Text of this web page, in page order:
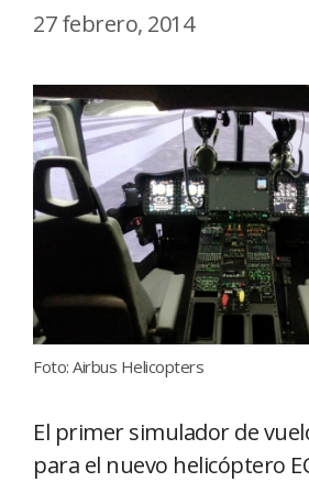
27 febrero, 2014
Foto: Airbus Helicopters
El primer simulador de
para el nuevo helicóptero